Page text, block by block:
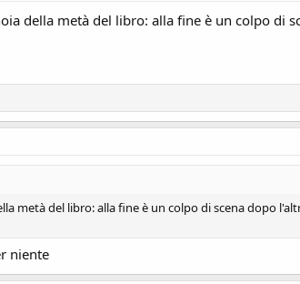
della metà del libro: alla fine è un colpo di
metà del libro: alla fine è un colpo di scena dopo
niente